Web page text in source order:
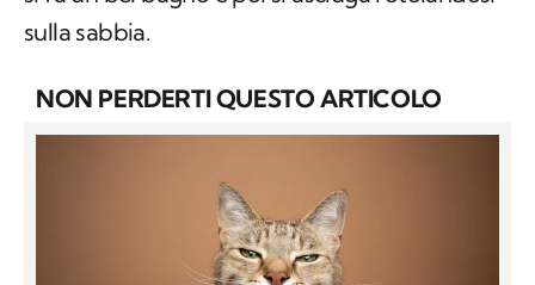
sulla sabbia.
NON PERDERTI QUESTO ARTICOLO